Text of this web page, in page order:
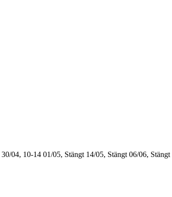
30/04, 10-14 01/05, Stängt 14/05, Stängt 06/06, Stängt